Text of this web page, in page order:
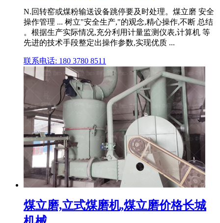
N.回转窑或煤粉输送设备跳停要及时处理。煤立磨 安全
操作管理 ... 树立"安全生产,"的观念,精心操作,不断 总结
。根据生产实际情况,充分利用计量监测仪表,计算机 等
先进的技术手段整定出操作参数,实现优质 ...
联系电话: 180 3780 8511
煤立磨,立式煤磨机,煤立磨价格长城